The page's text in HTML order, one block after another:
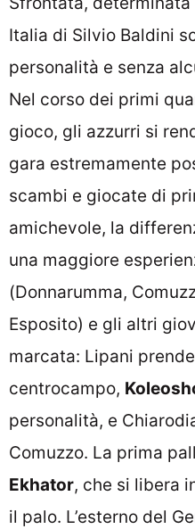
Italia di Silvio Baldini
personalità e senza
Nel corso dei primi
gioco, gli azzurri si
gara estremamente
scambi e giocate di
amichevole, la
una maggiore
(Donnarumma,
Esposito) e gli altri
marcata: Lipani
centrocampo,
personalità, e
Comuzzo. La prima
Ekhator, che si libera
il palo. L’esterno del